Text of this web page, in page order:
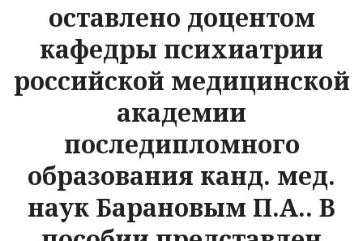
оставлено доцентом
кафедры психиатрии
российской медицинской
академии
последипломного
образования канд. мед.
наук Барановым П.А.. В